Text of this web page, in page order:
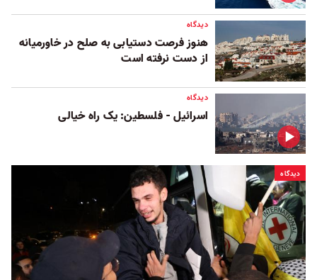
دیدگاه
هنوز فرصت دستیابی به صلح در خاورمیانه
از دست نرفته است
دیدگاه
اسرائیل - فلسطین: یک راه خیالی
دیدگاه